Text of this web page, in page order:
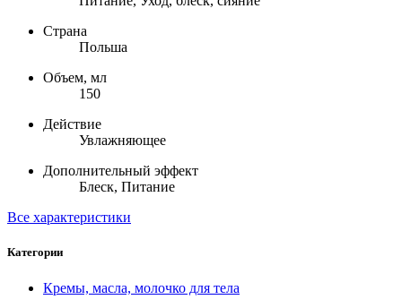
Страна
Польша
Объем, мл
150
Действие
Увлажняющее
Дополнительный эффект
Блеск, Питание
Все характеристики
Категории
Кремы, масла, молочко для тела